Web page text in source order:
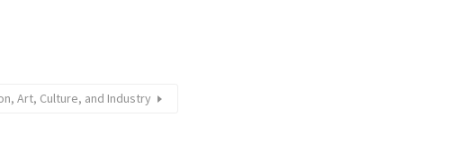
Art, Culture, and Industry